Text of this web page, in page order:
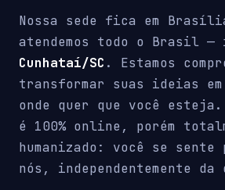
Nossa sede fica em
atendemos todo o Brasil —
Cunhataí/SC . Estamos
transformar suas ideias
onde quer que você esteja.
é 100% online, porém
humanizado: você se sente
nós, independentemente